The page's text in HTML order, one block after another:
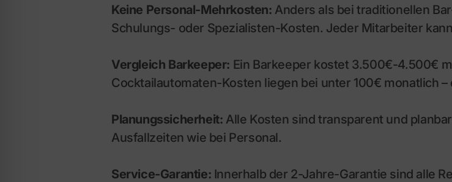
Keine Personal-Mehrkosten: Anders als bei traditionellen
Schulungs- oder Spezialisten-Kosten. Jeder Mitarbeiter
Vergleich Barkeeper: Ein Barkeeper kostet 3.500€-4.500€
Cocktailautomaten-Kosten liegen bei unter 100€ monatlich –
Planungssicherheit: Alle Kosten sind transparent und
Ausfallzeiten wie bei Personal.
Service-Garantie: Innerhalb der 2-Jahre-Garantie sind alle